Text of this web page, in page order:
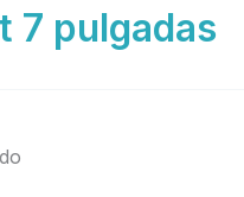
7 pulgadas